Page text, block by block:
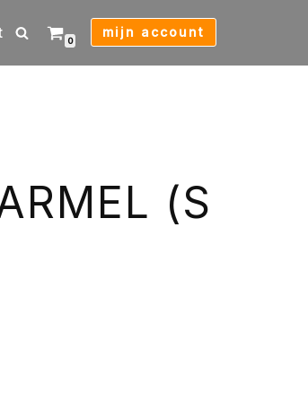
0
mijn account
(S